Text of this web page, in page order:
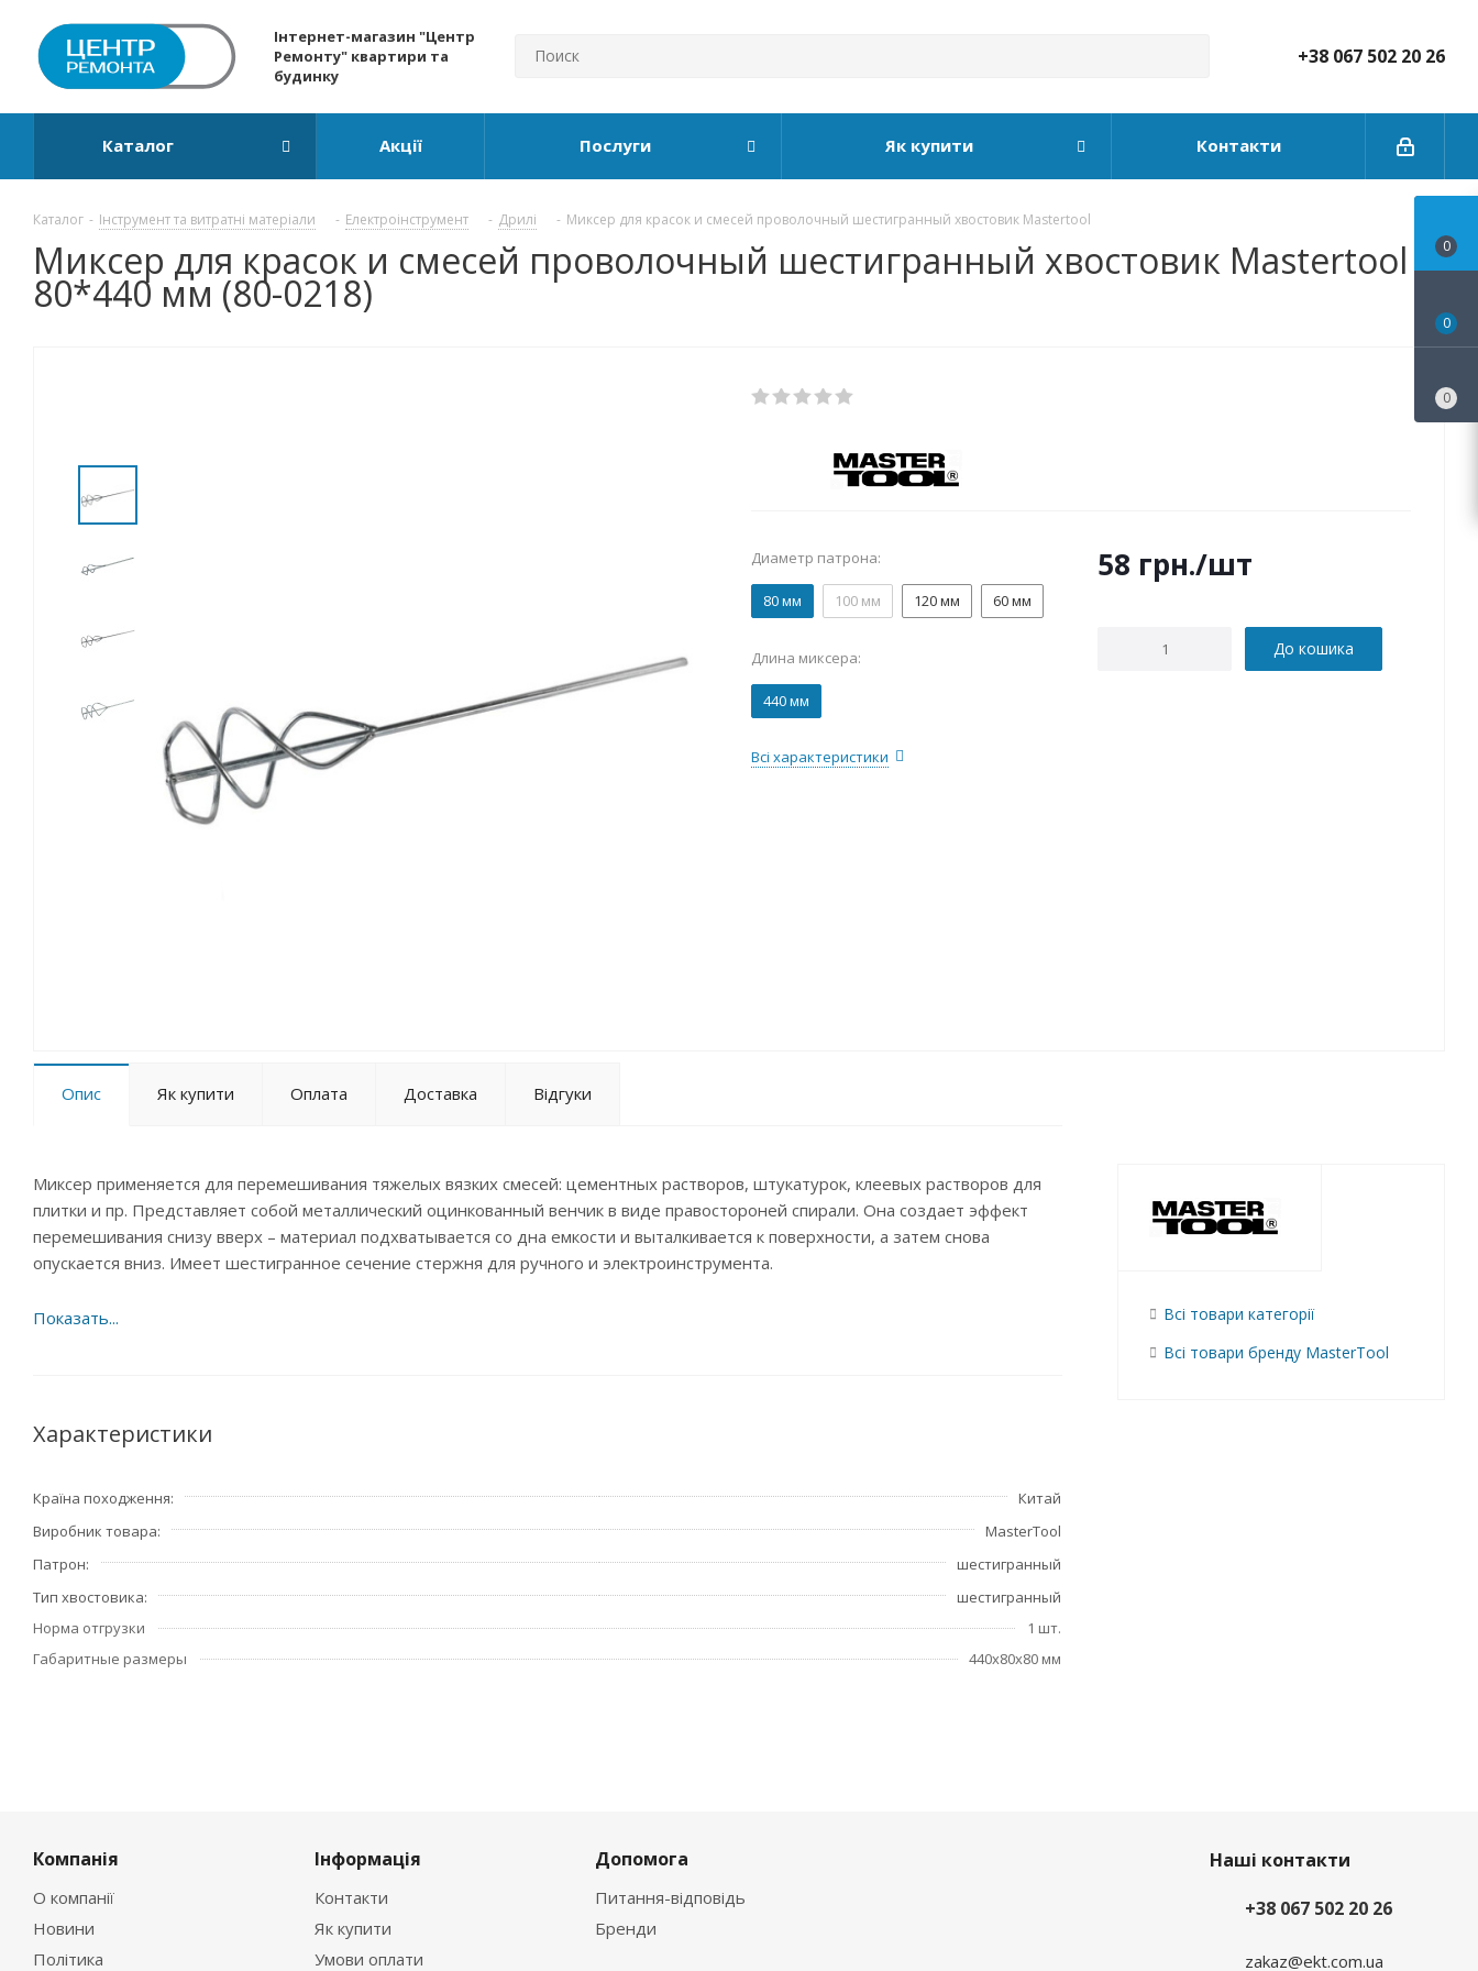
Інтернет-магазин "Центр
Ремонту" квартири та
будинку
+38 067 502 20 26
Каталог Акції Послуги Як купити Контакти
Каталог - Інструмент та витратні матеріали - Електроінструмент - Дрилі - Миксер для красок и смесей проволочный шестигранный хвостовик Mastertool
Миксер для красок и смесей проволочный шестигранный хвостовик Mastertool
80*440 мм (80-0218)
Диаметр патрона:
80 мм 100 мм 120 мм 60 мм
Длина миксера:
440 мм
Всі характеристики
58 грн./шт
До кошика
Опис Як купити Оплата Доставка Відгуки
Миксер применяется для перемешивания тяжелых вязких смесей: цементных растворов, штукатурок, клеевых растворов для
плитки и пр. Представляет собой металлический оцинкованный венчик в виде правостороней спирали. Она создает эффект
перемешивания снизу вверх – материал подхватывается со дна емкости и выталкивается к поверхности, а затем снова
опускается вниз. Имеет шестигранное сечение стержня для ручного и электроинструмента.
Характеристики
Країна походження
Китай
Виробник товара
MasterTool
Патрон
шестигранный
Тип хвостовика
шестигранный
Норма отгрузки
1 шт.
Габаритные размеры
440x80x80 мм
Всі товари категорії
Всі товари бренду MasterTool
Компанія
О компанії
Новини
Політика
Інформація
Контакти
Як купити
Умови оплати
Допомога
Питання-відповідь
Бренди
Наші контакти
+38 067 502 20 26
zakaz@ekt.com.ua
0
0
0